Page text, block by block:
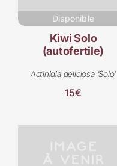
Disponible
Kiwi Solo
(autofertile)
Actinidia deliciosa ‘Solo’
15€